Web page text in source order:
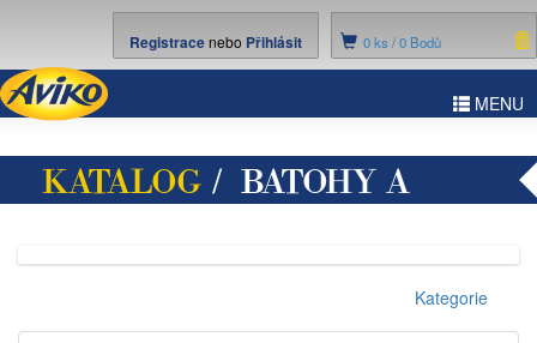
0ks /0 Bodů
Registracenebo Přihlásit
MENU
KATALOG / BATOHY A
Kategorie